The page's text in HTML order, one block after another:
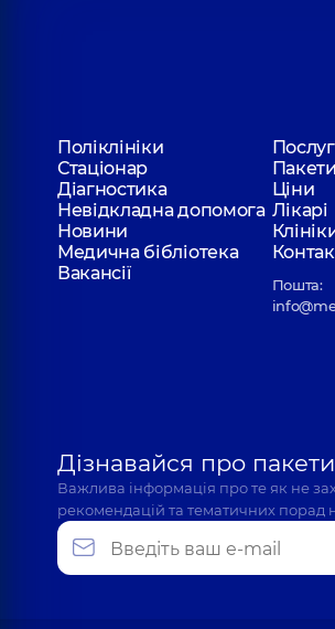
Поліклініки
Стаціонар
Діагностика
Ціни
Невідкладна допомога Лікарі
Новини
Медична бібліотека
Вакансії
Пошта:
Дізнавайся про
Важлива інформація про те як не
рекомендацій та тематичних порад